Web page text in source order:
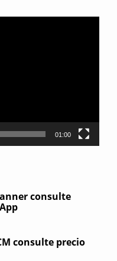
01:00
consulte
consulte precio